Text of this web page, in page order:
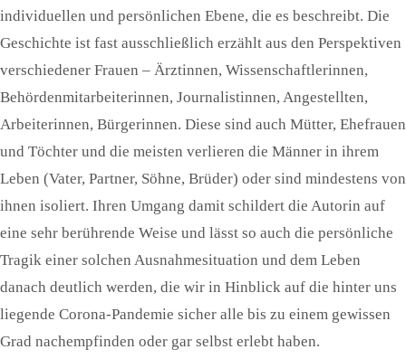
individuellen und persönlichen Ebene, die es beschreibt. Die
Geschichte ist fast ausschließlich erzählt aus den Perspektiven
verschiedener Frauen – Ärztinnen, Wissenschaftlerinnen,
Behördenmitarbeiterinnen, Journalistinnen, Angestellten,
Arbeiterinnen, Bürgerinnen. Diese sind auch Mütter, Ehefrauen
und Töchter und die meisten verlieren die Männer in ihrem
Leben (Vater, Partner, Söhne, Brüder) oder sind mindestens von
ihnen isoliert. Ihren Umgang damit schildert die Autorin auf
eine sehr berührende Weise und lässt so auch die persönliche
Tragik einer solchen Ausnahmesituation und dem Leben
danach deutlich werden, die wir in Hinblick auf die hinter uns
liegende Corona-Pandemie sicher alle bis zu einem gewissen
Grad nachempfinden oder gar selbst erlebt haben.